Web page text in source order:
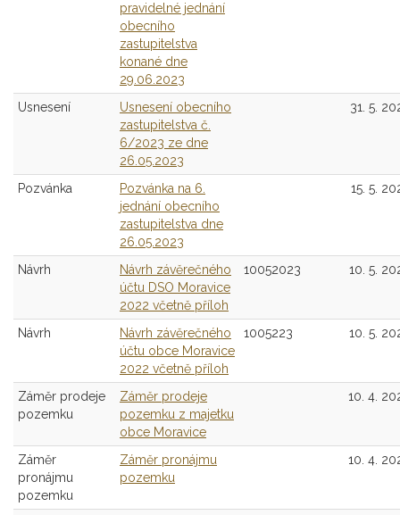
pravidelné jednání
obecního
zastupitelstva
konané dne
29.06.2023
Usnesení
Usnesení obecního
zastupitelstva č.
6/2023 ze dne
26.05.2023
31. 5.
Pozvánka
Pozvánka na 6.
jednání obecního
zastupitelstva dne
26.05.2023
15. 5.
Návrh
Návrh závěrečného
účtu DSO Moravice
2022 včetně příloh
10052023 10. 5.
Návrh
Návrh závěrečného
účtu obce Moravice
2022 včetně příloh
1005223 10. 5.
Záměr prodeje
pozemku
Záměr prodeje
pozemku z majetku
obce Moravice
10. 4.
Záměr
pronájmu
pozemku
Záměr pronájmu
pozemku
10. 4.